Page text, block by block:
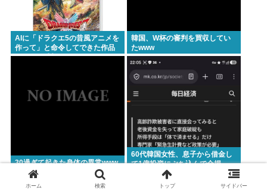
ひろゆき氏 「貧乏人が多い」男性の特徴とは？「性
欲弱い人ってモチベーションも低いので貧乏人多
い」 | 貧乏人は頭悪い人が多い
【緊急】少子化の原因、判明するwww
これどういうこと？池袋暴走事故の捜査陣営、飯塚
幸三受刑者を逮捕しなくていい理由を考えるために
誰でもできる仕事してるやつって死にたくならん
の？
なして君ら「テスラ」買わないの？モデル3なら300
AIに「ドラクエ5の昔風アニメを
作って」と命令してできた作品
がこれ、感想よろ
韓国、W杯の審判を買収してい
たwww
30過ぎて起きた身体の異常www
60代韓国女性、息子から借金し
て1億投資にぶち込んで全損。
体でお金を稼ぎはじめる人も
ホーム 検索 トップ サイドバー